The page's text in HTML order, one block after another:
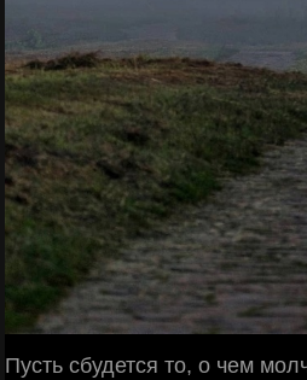
Пусть сбудется то, о чем